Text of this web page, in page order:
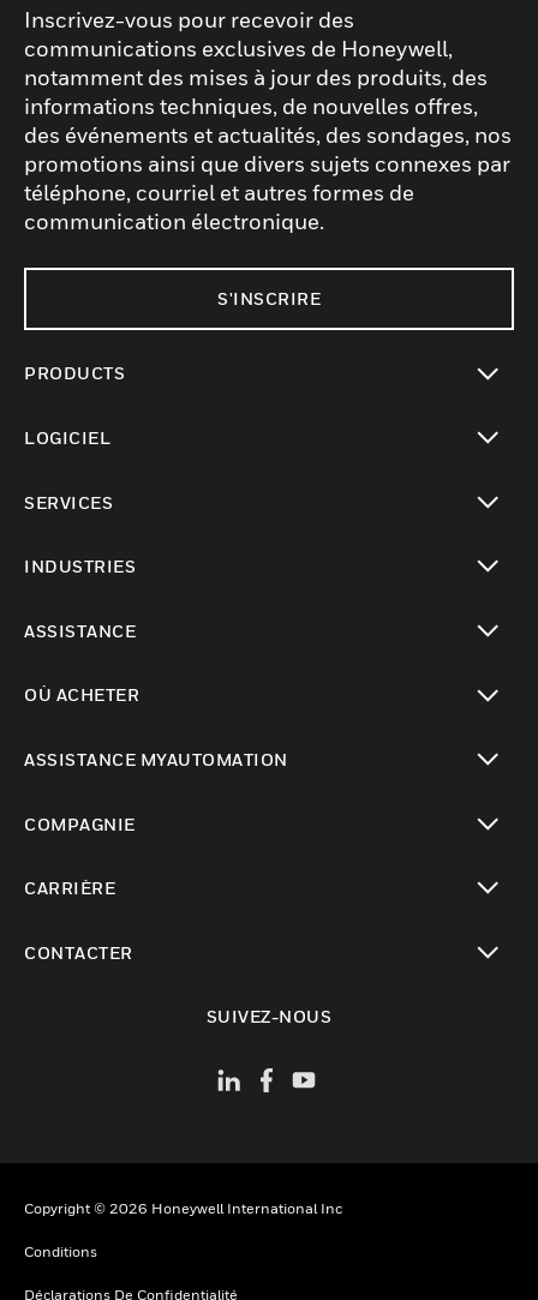
Inscrivez-vous pour recevoir des
communications exclusives de Honeywell,
notamment des mises à jour des produits, des
informations techniques, de nouvelles offres,
des événements et actualités, des sondages, nos
promotions ainsi que divers sujets connexes par
téléphone, courriel et autres formes de
communication électronique.
S'INSCRIRE
PRODUCTS
LOGICIEL
SERVICES
INDUSTRIES
ASSISTANCE
OÙ ACHETER
ASSISTANCE MYAUTOMATION
COMPAGNIE
CARRIÈRE
CONTACTER
SUIVEZ-NOUS
Copyright © 2026 Honeywell International Inc
Conditions
Déclarations De Confidentialité